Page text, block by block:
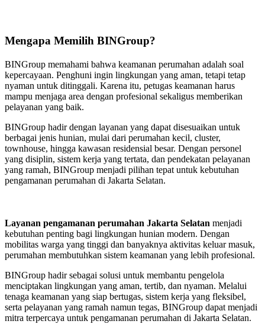
Mengapa Memilih BINGroup?
BINGroup memahami bahwa keamanan perumahan adalah soal
kepercayaan. Penghuni ingin lingkungan yang aman, tetapi tetap
nyaman untuk ditinggali. Karena itu, petugas keamanan harus
mampu menjaga area dengan profesional sekaligus memberikan
pelayanan yang baik.
BINGroup hadir dengan layanan yang dapat disesuaikan untuk
berbagai jenis hunian, mulai dari perumahan kecil, cluster,
townhouse, hingga kawasan residensial besar. Dengan personel
yang disiplin, sistem kerja yang tertata, dan pendekatan pelayanan
yang ramah, BINGroup menjadi pilihan tepat untuk kebutuhan
pengamanan perumahan di Jakarta Selatan.
Layanan pengamanan perumahan Jakarta Selatan menjadi
kebutuhan penting bagi lingkungan hunian modern. Dengan
mobilitas warga yang tinggi dan banyaknya aktivitas keluar masuk,
perumahan membutuhkan sistem keamanan yang lebih profesional.
BINGroup hadir sebagai solusi untuk membantu pengelola
menciptakan lingkungan yang aman, tertib, dan nyaman. Melalui
tenaga keamanan yang siap bertugas, sistem kerja yang fleksibel,
serta pelayanan yang ramah namun tegas, BINGroup dapat menjadi
mitra terpercaya untuk pengamanan perumahan di Jakarta Selatan.